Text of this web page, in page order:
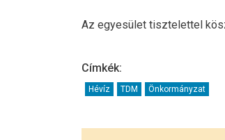
Az egyesület tisztelettel
Címkék:
Hévíz TDM Önkormányzat